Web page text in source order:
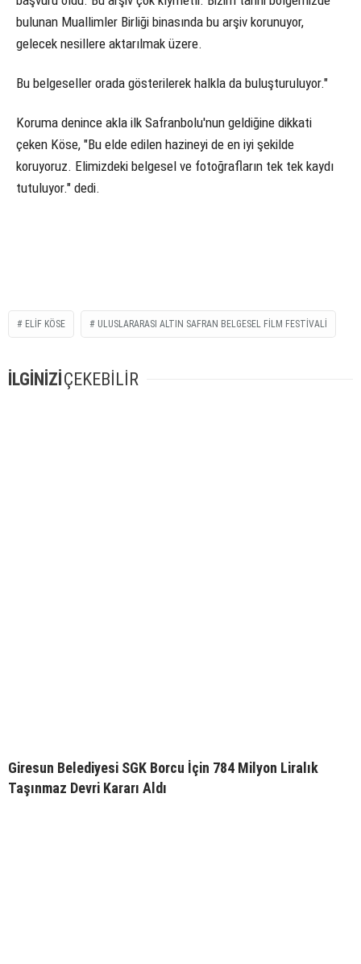
bulunan Muallimler Birliği binasında bu arşiv korunuyor,
gelecek nesillere aktarılmak üzere.
Bu belgeseller orada gösterilerek halkla da buluşturuluyor."
Koruma denince akla ilk Safranbolu'nun geldiğine dikkati
çeken Köse, "Bu elde edilen hazineyi de en iyi şekilde
koruyoruz. Elimizdeki belgesel ve fotoğrafların tek tek kaydı
tutuluyor." dedi.
ELIF KÖSE ULUSLARARASI ALTIN SAFRAN BELGESEL FILM FESTIVALI
İLGİNİZİÇEKEBİLİR
Giresun Belediyesi SGK Borcu İçin 784 Milyon Liralık
Taşınmaz Devri Kararı Aldı